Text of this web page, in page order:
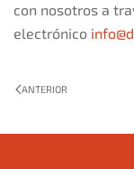
con nosotros a
electrónico
ANTERIOR